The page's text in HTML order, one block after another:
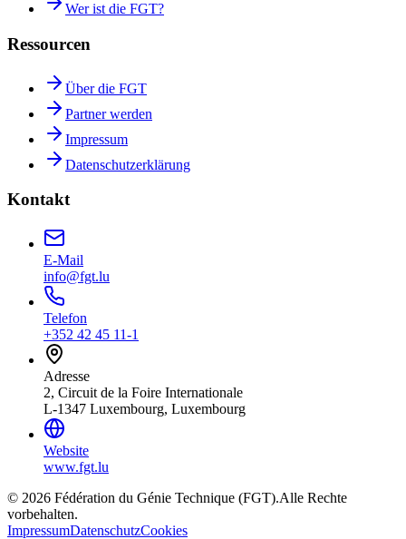
Wer ist die FGT?
Ressourcen
Über die FGT
Partner werden
Impressum
Datenschutzerklärung
Kontakt
E-Mail
info@fgt.lu
Telefon
+352 42 45 11-1
Adresse
2, Circuit de la Foire Internationale
L-1347 Luxembourg, Luxembourg
Website
www.fgt.lu
© 2026 Fédération du Génie Technique (FGT).Alle Rechte
vorbehalten.
ImpressumDatenschutzCookies